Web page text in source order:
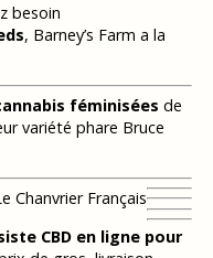
besoin
, Barney’s Farm a la
féminisées de
variété phare Bruce
Chanvrier Français
CBD en ligne pour